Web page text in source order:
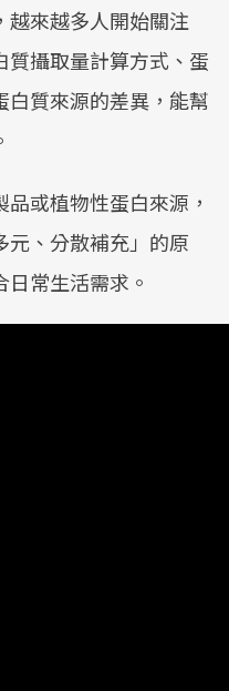
越來越多人開始關注
攝取量計算方式、蛋
白質來源的差異，能幫
或植物性蛋白來源，
元、分散補充」的原
常生活需求。